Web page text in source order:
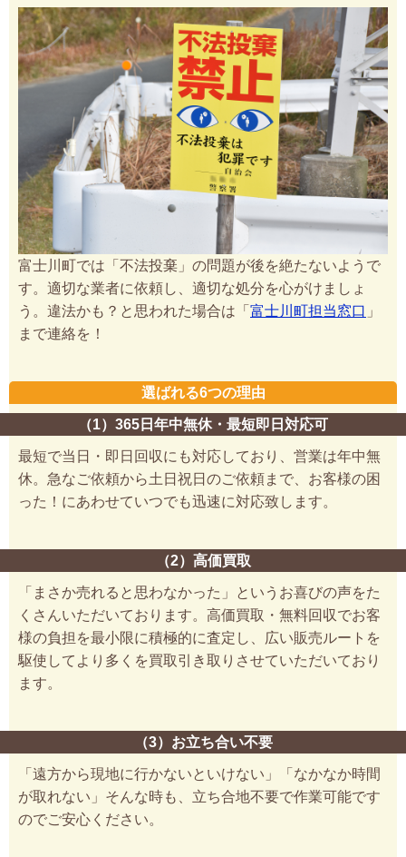
富士川町では「不法投棄」の問題が後を絶たないようで
す。適切な業者に依頼し、適切な処分を心がけましょ
う。違法かも？と思われた場合は「 富士川町担当窓口 」
まで連絡を！
選ばれる6つの理由
（1）365日年中無休・最短即日対応可
最短で当日・即日回収にも対応しており、営業は年中無
休。急なご依頼から土日祝日のご依頼まで、お客様の困
った！にあわせていつでも迅速に対応致します。
（2）高価買取
「まさか売れると思わなかった」というお喜びの声をた
くさんいただいております。高価買取・無料回収でお客
様の負担を最小限に積極的に査定し、広い販売ルートを
駆使してより多くを買取引き取りさせていただいており
ます。
（3）お立ち合い不要
「遠方から現地に行かないといけない」「なかなか時間
が取れない」そんな時も、立ち合地不要で作業可能です
のでご安心ください。